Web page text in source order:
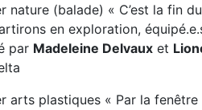
nature (balade) « C’est la fin
en exploration,
par Madeleine Delvaux et
arts plastiques « Par la